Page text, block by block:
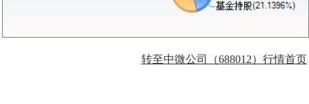
转至中微公司（688012）行情首页